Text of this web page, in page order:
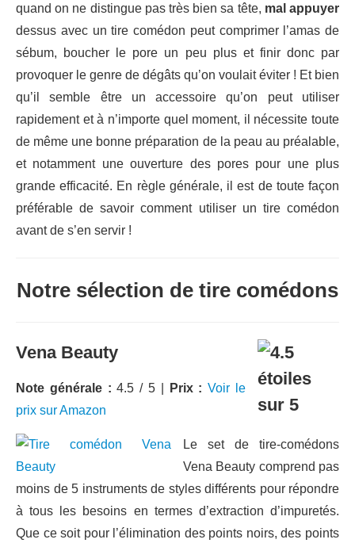
quand on ne distingue pas très bien sa tête, mal appuyer
dessus avec un tire comédon peut comprimer l’amas de
sébum, boucher le pore un peu plus et finir donc par
provoquer le genre de dégâts qu’on voulait éviter ! Et bien
qu’il semble être un accessoire qu’on peut utiliser
rapidement et à n’importe quel moment, il nécessite toute
de même une bonne préparation de la peau au préalable,
et notamment une ouverture des pores pour une plus
grande efficacité. En règle générale, il est de toute façon
préférable de savoir comment utiliser un tire comédon
avant de s’en servir !
Notre sélection de tire comédons
Vena Beauty
Note générale : 4.5 / 5 | Prix : Voir le
prix sur Amazon
Le set de tire-comédons
Vena Beauty comprend pas
moins de 5 instruments de styles différents pour répondre
à tous les besoins en termes d’extraction d’impuretés.
Que ce soit pour l’élimination des points noirs, des points